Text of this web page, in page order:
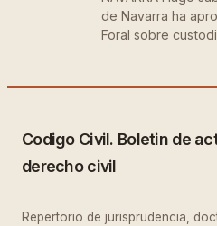
de Navarra ha
Foral sobre
Codigo Civil. Boletin de
derecho civil
Repertorio de jurisprudencia,